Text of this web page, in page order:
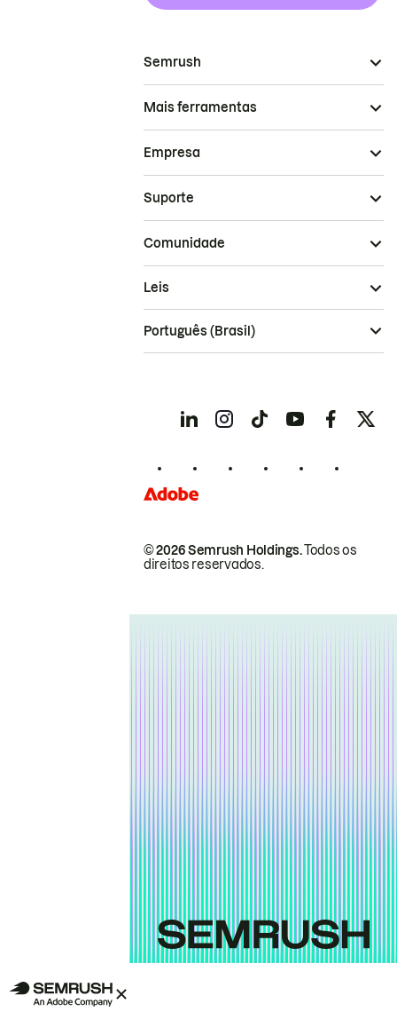
Semrush
Mais ferramentas
Empresa
Suporte
Comunidade
© 2026 Semrush Holdings.Todos os
direitos reservados.
Leis
Português (Brasil)